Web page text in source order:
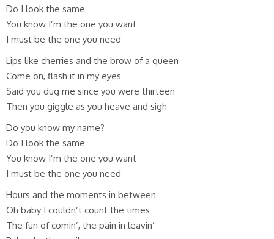
Do I look the same
You know I’m the one you want
I must be the one you need
Lips like cherries and the brow of a queen
Come on, flash it in my eyes
Said you dug me since you were thirteen
Then you giggle as you heave and sigh
Do you know my name?
Do I look the same
You know I’m the one you want
I must be the one you need
Hours and the moments in between
Oh baby I couldn’t count the times
The fun of comin’, the pain in leavin’